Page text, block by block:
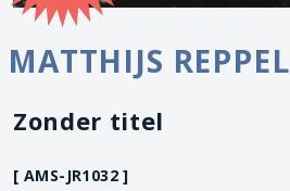
MATTHIJS REPPEL
Zonder titel
[ AMS-JR1032 ]